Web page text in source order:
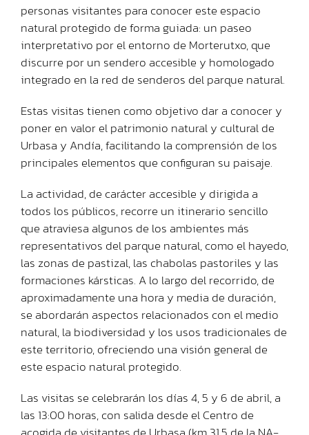
personas visitantes para conocer este espacio
natural protegido de forma guiada: un paseo
interpretativo por el entorno de Morterutxo, que
discurre por un sendero accesible y homologado
integrado en la red de senderos del parque natural.
Estas visitas tienen como objetivo dar a conocer y
poner en valor el patrimonio natural y cultural de
Urbasa y Andía, facilitando la comprensión de los
principales elementos que configuran su paisaje.
La actividad, de carácter accesible y dirigida a
todos los públicos, recorre un itinerario sencillo
que atraviesa algunos de los ambientes más
representativos del parque natural, como el hayedo,
las zonas de pastizal, las chabolas pastoriles y las
formaciones kársticas. A lo largo del recorrido, de
aproximadamente una hora y media de duración,
se abordarán aspectos relacionados con el medio
natural, la biodiversidad y los usos tradicionales de
este territorio, ofreciendo una visión general de
este espacio natural protegido.
Las visitas se celebrarán los días 4, 5 y 6 de abril, a
las 13:00 horas, con salida desde el Centro de